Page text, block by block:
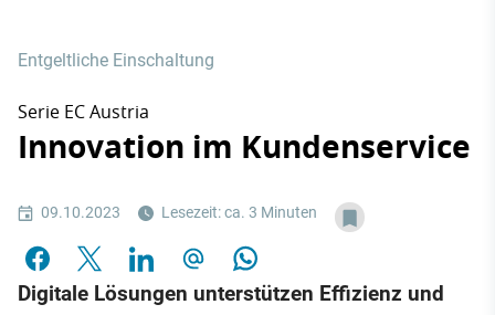
Entgeltliche Einschaltung
Serie EC Austria
Innovation im Kundenservice
09.10.2023 Lesezeit: ca. 3 Minuten
Digitale Lösungen unterstützen Effizienz und